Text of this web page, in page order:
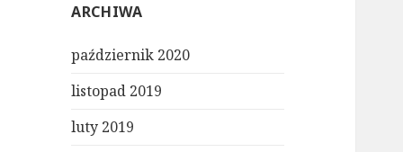
ARCHIWA
październik 2020
listopad 2019
luty 2019